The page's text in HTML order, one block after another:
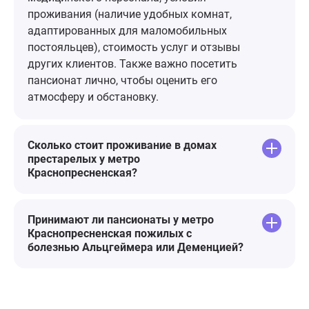
пессимистичные мысли, огромная
благодарность персоналу,
руководству и отдельная - Юлии
Станиславовне!🌷
проживания (наличие удобных комнат,
адаптированных для маломобильных
постояльцев), стоимость услуг и отзывы
других клиентов. Также важно посетить
пансионат лично, чтобы оценить его
атмосферу и обстановку.
Сколько стоит проживание в домах
престарелых у метро
Краснопресненская?
Принимают ли пансионаты у метро
Краснопресненская пожилых с
болезнью Альцгеймера или Деменцией?